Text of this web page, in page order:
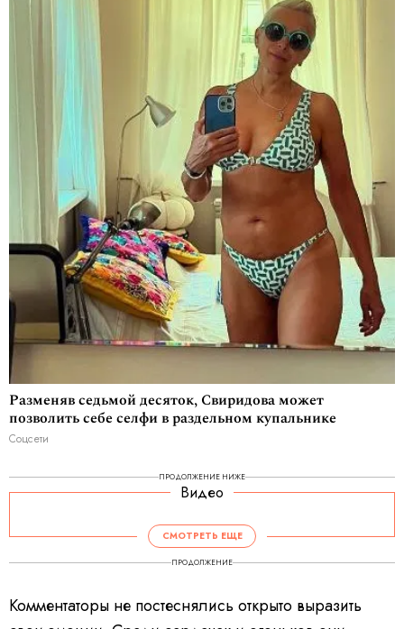
Разменяв седьмой десяток, Свиридова может
позволить себе селфи в раздельном купальнике
Соцсети
ПРОДОЛЖЕНИЕ НИЖЕ
Видео
i
d
e
o
P
l
r
СМОТРЕТЬ ЕЩЕ
ПРОДОЛЖЕНИЕ
Комментаторы не постеснялись открыто выразить